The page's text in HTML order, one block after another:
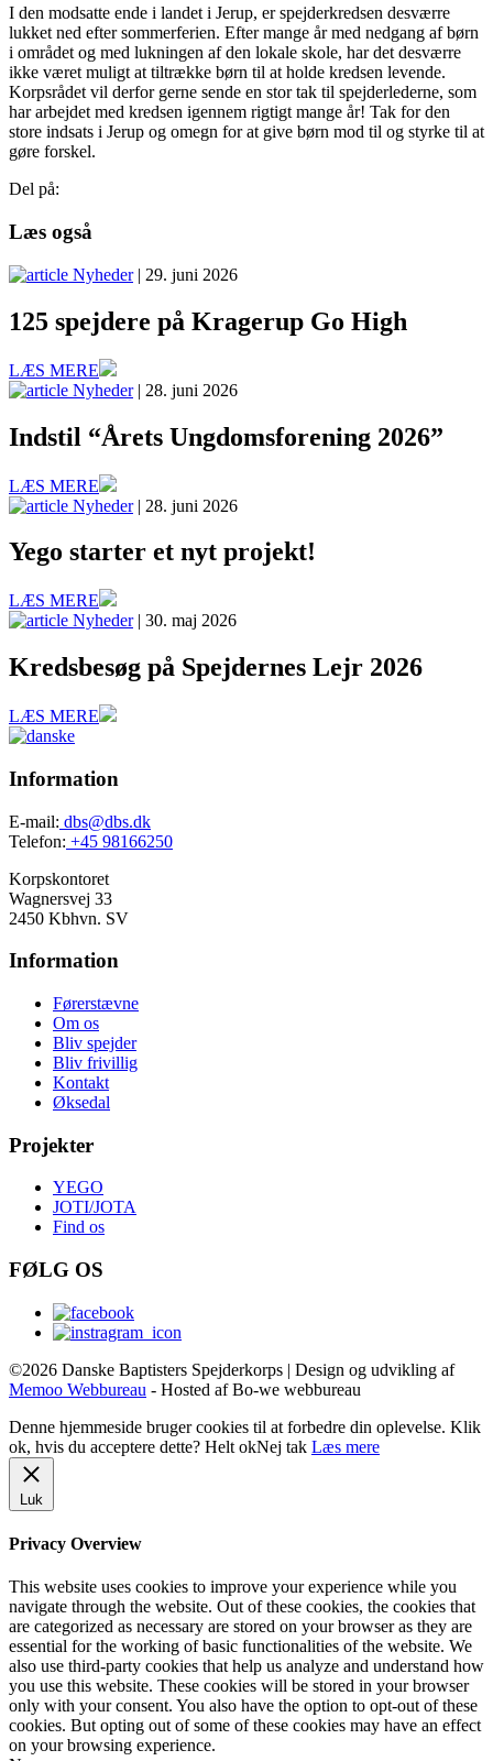
I den modsatte ende i landet i Jerup, er spejderkredsen desværre
lukket ned efter sommerferien. Efter mange år med nedgang af børn
i området og med lukningen af den lokale skole, har det desværre
ikke været muligt at tiltrække børn til at holde kredsen levende.
Korpsrådet vil derfor gerne sende en stor tak til spejderlederne, som
har arbejdet med kredsen igennem rigtigt mange år! Tak for den
store indsats i Jerup og omegn for at give børn mod til og styrke til at
gøre forskel.
Del på:
Læs også
Nyheder| 29. juni 2026
125 spejdere på Kragerup Go High
LÆS MERE
Nyheder| 28. juni 2026
Indstil “Årets Ungdomsforening 2026”
LÆS MERE
Nyheder| 28. juni 2026
Yego starter et nyt projekt!
LÆS MERE
Nyheder| 30. maj 2026
Kredsbesøg på Spejdernes Lejr 2026
LÆS MERE
Information
E-mail: dbs@dbs.dk
Telefon: +45 98166250
Korpskontoret
Wagnersvej 33
2450 Kbhvn. SV
Information
Førerstævne
Om os
Bliv spejder
Bliv frivillig
Kontakt
Øksedal
Projekter
YEGO
JOTI/JOTA
Find os
FØLG OS
©2026 Danske Baptisters Spejderkorps | Design og udvikling af
Memoo Webbureau - Hosted af Bo-we webbureau
Denne hjemmeside bruger cookies til at forbedre din oplevelse. Klik
ok, hvis du acceptere dette? Helt okNej tak Læs mere
Luk
Privacy Overview
This website uses cookies to improve your experience while you
navigate through the website. Out of these cookies, the cookies that
are categorized as necessary are stored on your browser as they are
essential for the working of basic functionalities of the website. We
also use third-party cookies that help us analyze and understand how
you use this website. These cookies will be stored in your browser
only with your consent. You also have the option to opt-out of these
cookies. But opting out of some of these cookies may have an effect
on your browsing experience.